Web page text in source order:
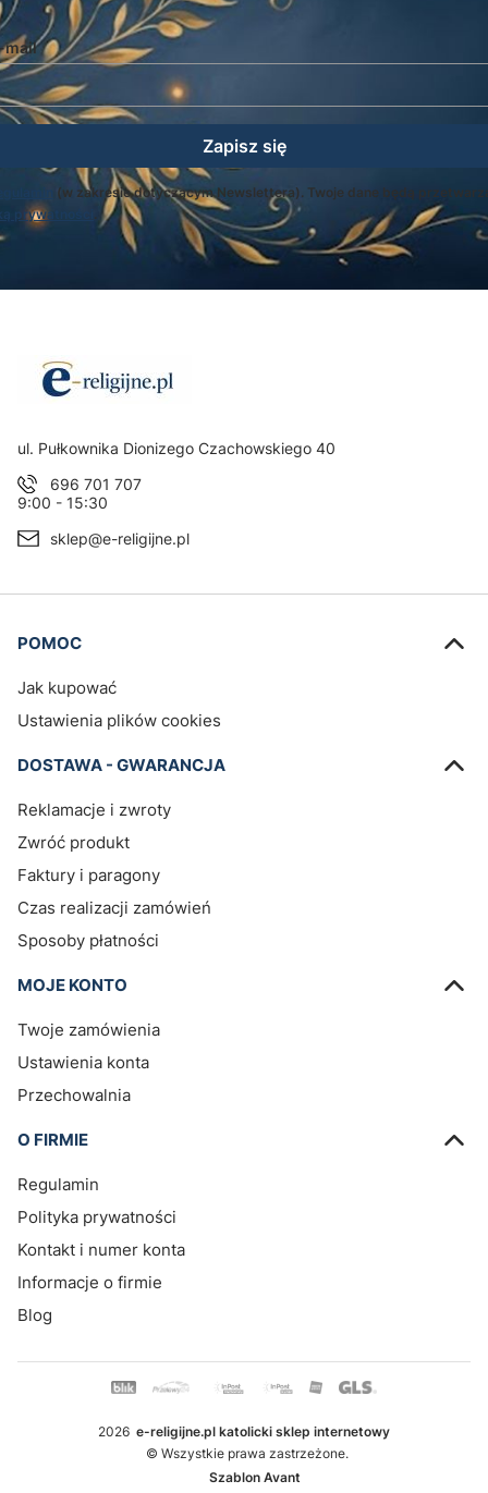
mail
Zapisz się
(w zakresie dotyczącym Newslettera). Twoje dane będą
prywatności
Adres:
ul. Pułkownika Dionizego Czachowskiego 40
696 701 707
9:00 - 15:30
sklep@e-religijne.pl
Linki w stopce
POMOC
Jak kupować
Ustawienia plików cookies
DOSTAWA - GWARANCJA
Reklamacje i zwroty
Zwróć produkt
Faktury i paragony
Czas realizacji zamówień
Sposoby płatności
MOJE KONTO
Twoje zamówienia
Ustawienia konta
Przechowalnia
O FIRMIE
Regulamin
Polityka prywatności
Kontakt i numer konta
Informacje o firmie
Blog
2026 e-religijne.pl katolicki sklep internetowy
© Wszystkie prawa zastrzeżone.
Szablon Avant